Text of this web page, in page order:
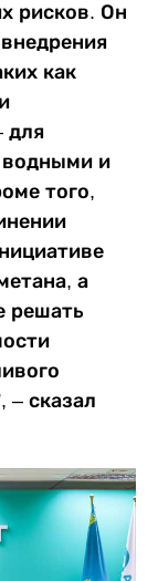
рисков. Он
как
для
водными и
того,
а
решать
– сказал